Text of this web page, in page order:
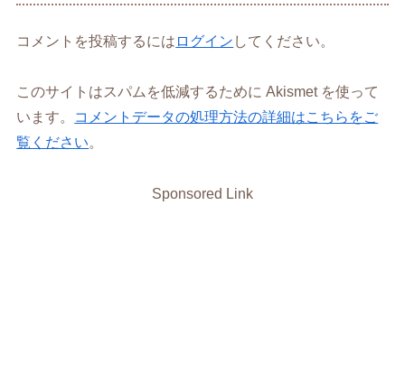
コメントを投稿するには ログイン してください。
このサイトはスパムを低減するために Akismet を使って
います。
コメントデータの処理方法の詳細はこちらをご
覧ください。
Sponsored Link